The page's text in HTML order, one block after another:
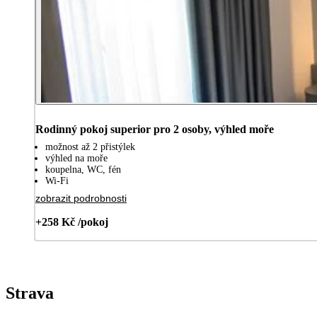
Rodinný pokoj superior pro 2 osoby, výhled moře
možnost až 2 přistýlek
výhled na moře
koupelna, WC, fén
Wi-Fi
zobrazit podrobnosti
+258 Kč /pokoj
Strava